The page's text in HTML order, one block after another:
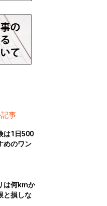
事
は1日500
めのワン
は何kmか
と損しな